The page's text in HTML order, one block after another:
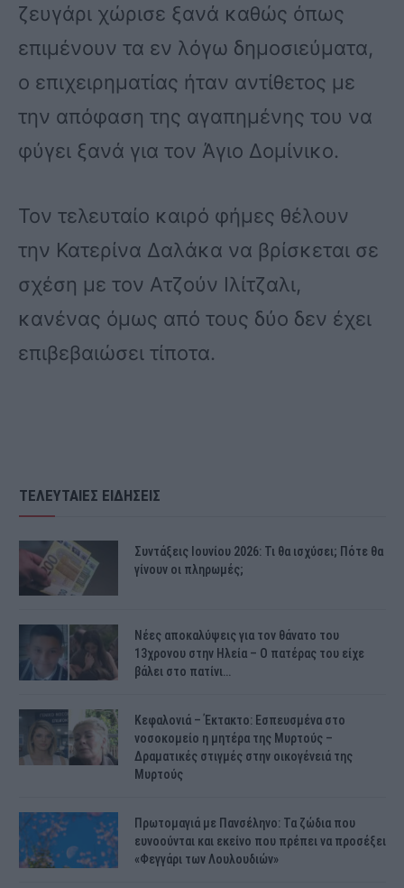
ζευγάρι χώρισε ξανά καθώς όπως
επιμένουν τα εν λόγω δημοσιεύματα,
ο επιχειρηματίας ήταν αντίθετος με
την απόφαση της αγαπημένης του να
φύγει ξανά για τον Άγιο Δομίνικο.
Τον τελευταίο καιρό φήμες θέλουν
την Κατερίνα Δαλάκα να βρίσκεται σε
σχέση με τον Ατζούν Ιλίτζαλι,
κανένας όμως από τους δύο δεν έχει
επιβεβαιώσει τίποτα.
ΤΕΛΕΥΤΑΙΕΣ ΕΙΔΗΣΕΙΣ
Συντάξεις Ιουνίου 2026: Τι θα ισχύσει; Πότε θα
γίνουν οι πληρωμές;
Νέες αποκαλύψεις για τον θάνατο του
13χρονου στην Ηλεία – Ο πατέρας του είχε
βάλει στο πατίνι…
Κεφαλονιά – Έκτακτο: Εσπευσμένα στο
νοσοκομείο η μητέρα της Μυρτούς –
Δραματικές στιγμές στην οικογένειά της
Μυρτούς
Πρωτομαγιά με Πανσέληνο: Τα ζώδια που
ευνοούνται και εκείνο που πρέπει να προσέξει
«Φεγγάρι των Λουλουδιών»